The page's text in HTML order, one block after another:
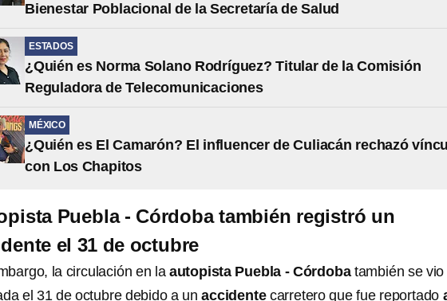
Bienestar Poblacional de la Secretaría de Salud
ESTADOS
¿Quién es Norma Solano Rodríguez? Titular de la Comisión
Reguladora de Telecomunicaciones
MÉXICO
¿Quién es El Camarón? El influencer de Culiacán rechazó
con Los Chapitos
Puebla - Córdoba también registró un
el 31 de octubre
la circulación en laautopista Puebla - Córdobatambién se vio
el 31 de octubre debido a unaccidentecarretero que fue reportado